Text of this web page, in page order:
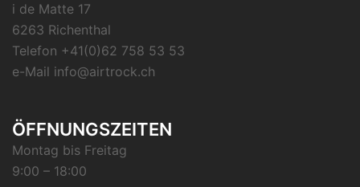
i de Matte 17
6263 Richenthal
Telefon +41(0)62 758 53 53
e-Mail info@airtrock.ch
ÖFFNUNGSZEITEN
Montag bis Freitag
9:00 – 18:00